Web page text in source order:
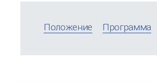
Положение Программа